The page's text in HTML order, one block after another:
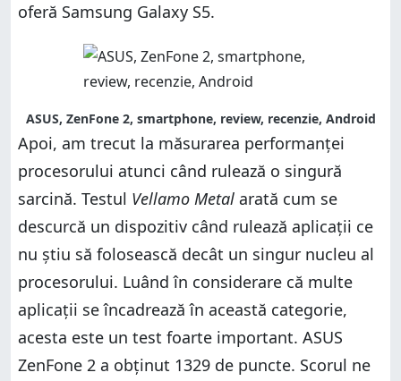
oferă Samsung Galaxy S5.
ASUS, ZenFone 2, smartphone, review, recenzie, Android
Apoi, am trecut la măsurarea performanței
procesorului atunci când rulează o singură
sarcină. Testul Vellamo Metal arată cum se
descurcă un dispozitiv când rulează aplicații ce
nu știu să folosească decât un singur nucleu al
procesorului. Luând în considerare că multe
aplicații se încadrează în această categorie,
acesta este un test foarte important. ASUS
ZenFone 2 a obținut 1329 de puncte. Scorul ne